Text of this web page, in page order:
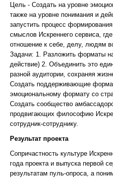
Цель - Создать на уровне
также на уровне понимания и
запустить процесс
смыслов Искреннего сервиса,
отношение к себе, делу, людям
Задачи: 1. Разложить форматы
действие) 2. Объединить это
разной аудитории, сохраняя
Создать поддерживающие
эмоциональному формату со
Создать сообщество
продвигающих философию
сотрудник-сотруднику.
Результат проекта
Сопричастность культуре
года проекта и выпуска первой
результатам пуль-опроса, а